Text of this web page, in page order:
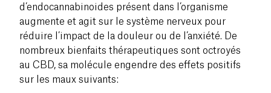
d’endocannabinoides présent dans l’organisme
augmente et agit sur le système nerveux pour
réduire l’impact de la douleur ou de l’anxiété. De
nombreux bienfaits thérapeutiques sont octroyés
au CBD, sa molécule engendre des effets positifs
sur les maux suivants: